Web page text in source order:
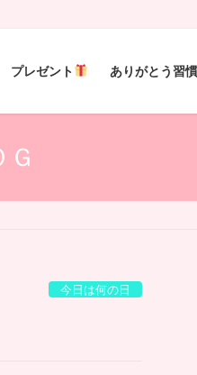
プレゼント ありがとう習
Ｇ
今日は何の日